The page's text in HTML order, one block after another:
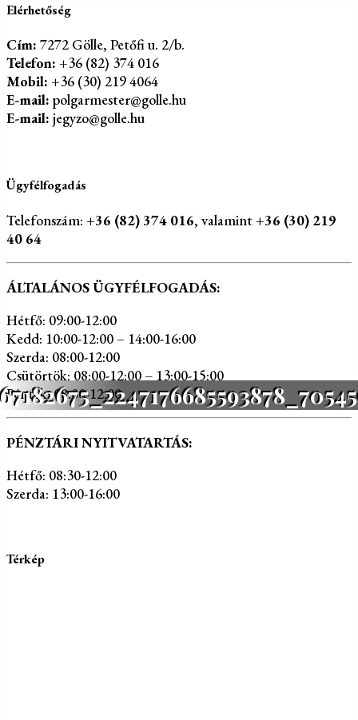
Elérhetőség
Cím: 7272 Gölle, Petőfi u. 2/b.
Telefon: +36 (82) 374 016
Mobil: +36 (30) 219 4064
E-mail: polgarmester@golle.hu
E-mail: jegyzo@golle.hu
Ügyfélfogadás
Telefonszám: +36 (82) 374 016, valamint+36 (30) 219
40 64
ÁLTALÁNOS ÜGYFÉLFOGADÁS:
Hétfő: 09:00-12:00
Kedd: 10:00-12:00 – 14:00-16:00
Szerda: 08:00-12:00
Csütörtök: 08:00-12:00 – 13:00-15:00
Péntek: 08:00-12:00
PÉNZTÁRI NYITVATARTÁS:
Hétfő: 08:30-12:00
Szerda: 13:00-16:00
Térkép